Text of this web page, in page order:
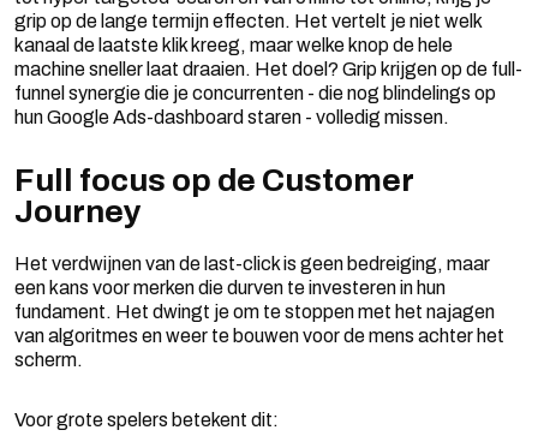
grip op de lange termijn effecten. Het vertelt je niet welk
kanaal de laatste klik kreeg, maar welke knop de hele
machine sneller laat draaien. Het doel? Grip krijgen op de full-
funnel synergie die je concurrenten - die nog blindelings op
hun Google Ads-dashboard staren - volledig missen.
Full focus op de Customer
Journey
Het verdwijnen van de last-click is geen bedreiging, maar
een kans voor merken die durven te investeren in hun
fundament. Het dwingt je om te stoppen met het najagen
van algoritmes en weer te bouwen voor de mens achter het
scherm.
Voor grote spelers betekent dit: